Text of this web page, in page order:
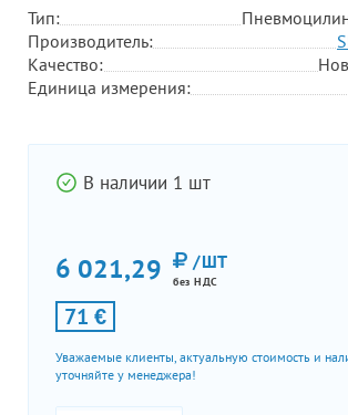
Тип:
Производитель:
Качество:
Единица измерения:
В наличии 1 шт
6 021,29 /ШТ
без НДС
71 €
Уважаемые клиенты, актуальную стоимость и
уточняйте у менеджера!